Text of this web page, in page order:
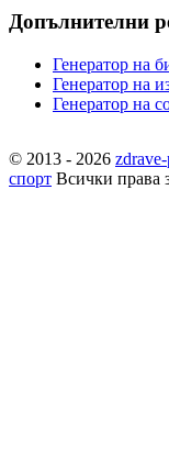
Допълнителни
Генератор на
Генератор на
Генератор на
© 2013 - 2026
спорт Всички права